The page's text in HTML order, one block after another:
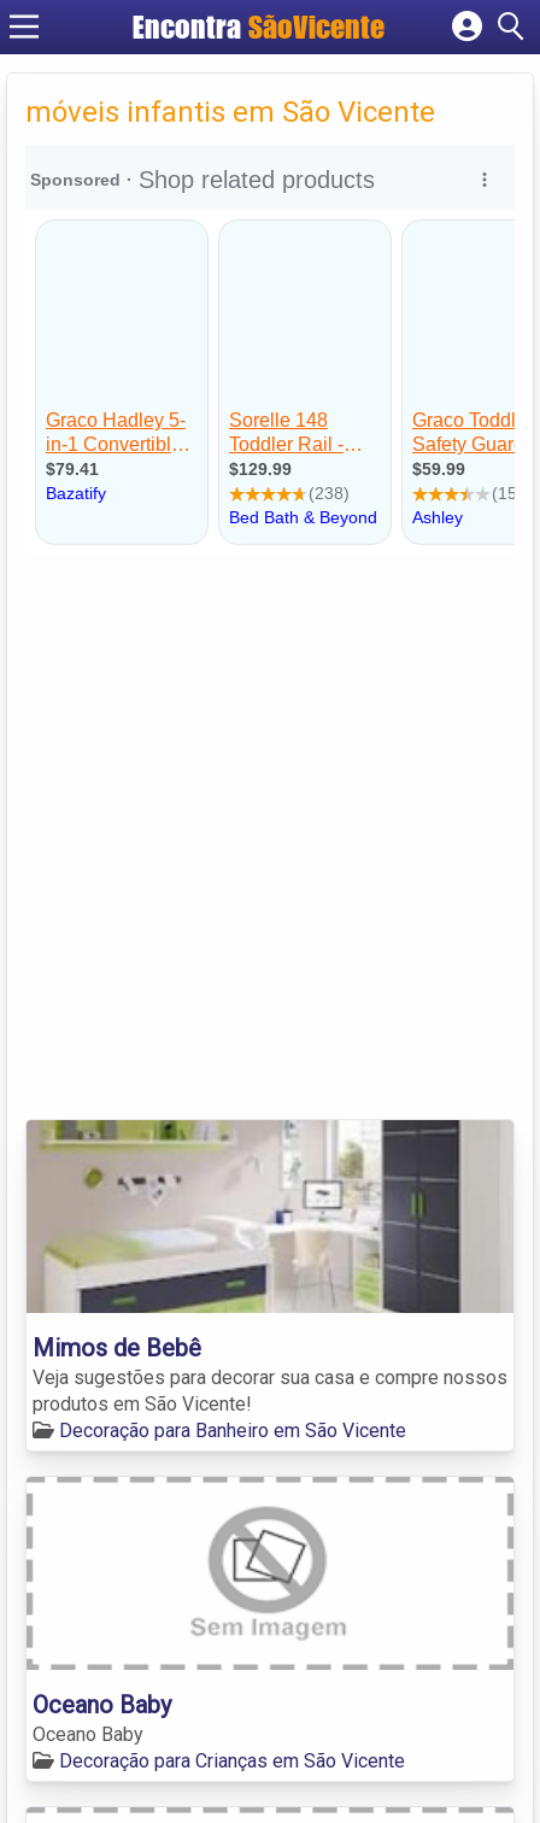
Encontra SãoVicente
Cadastrar empresa
Fazer login
Criar conta
móveis infantis em São Vicente
Mimos de Bebê
Veja sugestões para decorar sua casa e compre nossos
produtos em São Vicente!
Decoração para Banheiro em São Vicente
Oceano Baby
Oceano Baby
Decoração para Crianças em São Vicente